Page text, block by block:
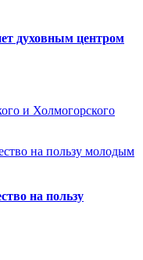
духовным центром
и Холмогорского
на пользу